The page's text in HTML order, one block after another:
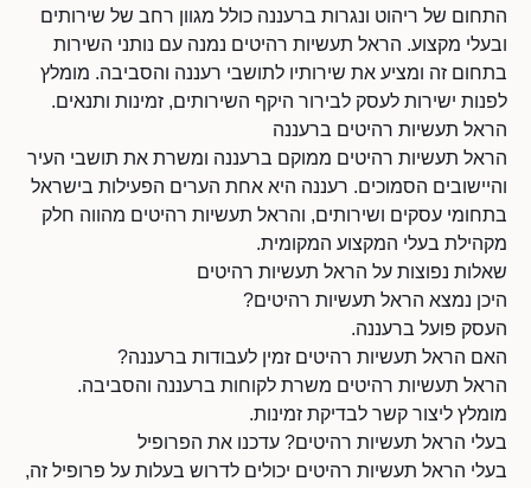
התחום של ריהוט ונגרות ברעננה כולל מגוון רחב של שירותים
ובעלי מקצוע. הראל תעשיות רהיטים נמנה עם נותני השירות
בתחום זה ומציע את שירותיו לתושבי רעננה והסביבה. מומלץ
לפנות ישירות לעסק לבירור היקף השירותים, זמינות ותנאים.
הראל תעשיות רהיטים ברעננה
הראל תעשיות רהיטים ממוקם ברעננה ומשרת את תושבי העיר
והיישובים הסמוכים. רעננה היא אחת הערים הפעילות בישראל
בתחומי עסקים ושירותים, והראל תעשיות רהיטים מהווה חלק
מקהילת בעלי המקצוע המקומית.
שאלות נפוצות על הראל תעשיות רהיטים
היכן נמצא הראל תעשיות רהיטים?
העסק פועל ברעננה.
האם הראל תעשיות רהיטים זמין לעבודות ברעננה?
הראל תעשיות רהיטים משרת לקוחות ברעננה והסביבה.
מומלץ ליצור קשר לבדיקת זמינות.
בעלי הראל תעשיות רהיטים? עדכנו את הפרופיל
בעלי הראל תעשיות רהיטים יכולים לדרוש בעלות על פרופיל זה,